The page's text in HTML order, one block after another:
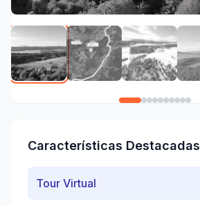
Características Destacadas
Tour Virtual